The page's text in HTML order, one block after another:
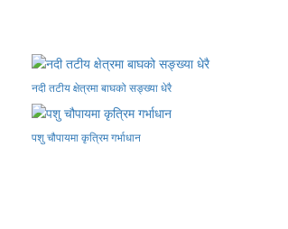
नदी तटीय क्षेत्रमा बाघको सङ्ख्या धेरै
पशु चौपायमा कृत्रिम गर्भाधान